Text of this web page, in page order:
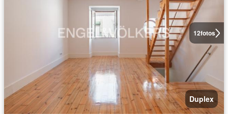
12fotos
Duplex